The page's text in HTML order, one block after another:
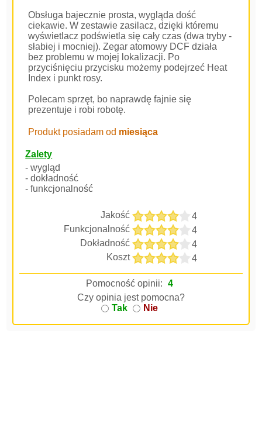
Obsługa bajecznie prosta, wygląda dość
ciekawie. W zestawie zasilacz, dzięki któremu
wyświetlacz podświetla się cały czas (dwa tryby -
słabiej i mocniej). Zegar atomowy DCF działa
bez problemu w mojej lokalizacji. Po
przyciśnięciu przycisku możemy podejrzeć Heat
Index i punkt rosy.
Polecam sprzęt, bo naprawdę fajnie się
prezentuje i robi robotę.
Produkt posiadam od miesiąca
Zalety
- wygląd
- dokładność
- funkcjonalność
Jakość
4
Funkcjonalność
4
Dokładność
4
Koszt
4
Pomocność opinii: 4
Czy opinia jest pomocna?
Tak
Nie